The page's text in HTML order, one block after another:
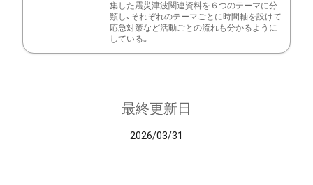
集した震災津波関連資料を６つのテーマに分
類し、それぞれのテーマごとに時間軸を設けて
応急対策など活動ごとの流れも分かるように
している。
最終更新日
2026/03/31